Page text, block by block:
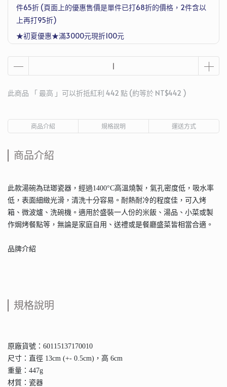
件65折 (頁面上的優惠售價是單件已打68折的價格，2件含以
上再打95折)
★初夏優惠★滿3000元現折100元
2送Joseph Joseph 超收納廚房工具五件組
此商品 「 最高 」可以折抵紅利 442 點 (約等於 NT$442 )
商品介紹 規格說明 運送方式
商品介紹
此款湯碗為琺瑯瓷器，經過1400°C高溫燒製，氣孔密度低，吸水率
低，表面細緻光滑，清洗十分容易。耐熱耐冷的程度佳，可入烤
箱、微波爐、洗碗機。適用於盛裝一人份的米飯、湯品、小菜或製
作焗烤餐點等，無論是家庭自用、送禮或是餐廳盛菜皆相當合適。
品牌介紹
規格說明
原廠貨號：60115137170010
尺寸：直徑 13cm (+- 0.5cm)，高 6cm
重量：447g
材質：瓷器